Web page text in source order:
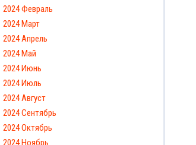
2024 Февраль
2024 Март
2024 Апрель
2024 Май
2024 Июнь
2024 Июль
2024 Август
2024 Сентябрь
2024 Октябрь
2024 Ноябрь